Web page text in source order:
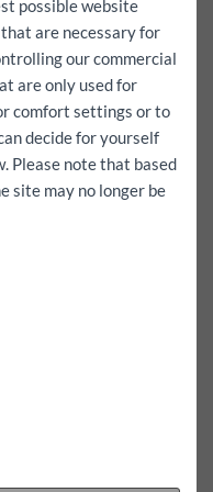
Mali troškovi, top-
za kupca – kao
a osiguranik ne mora
udarom kamenja se
frekvencije svjetla.
vlasnika auta.
osiguranja!
ogrebotine kao i
reparaturi
possible website
are necessary for
our commercial
are only used for
comfort settings or to
decide for yourself
Please note that based
site may no longer be